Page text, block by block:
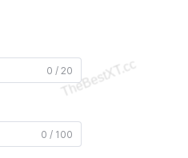
0 / 20
0 / 100